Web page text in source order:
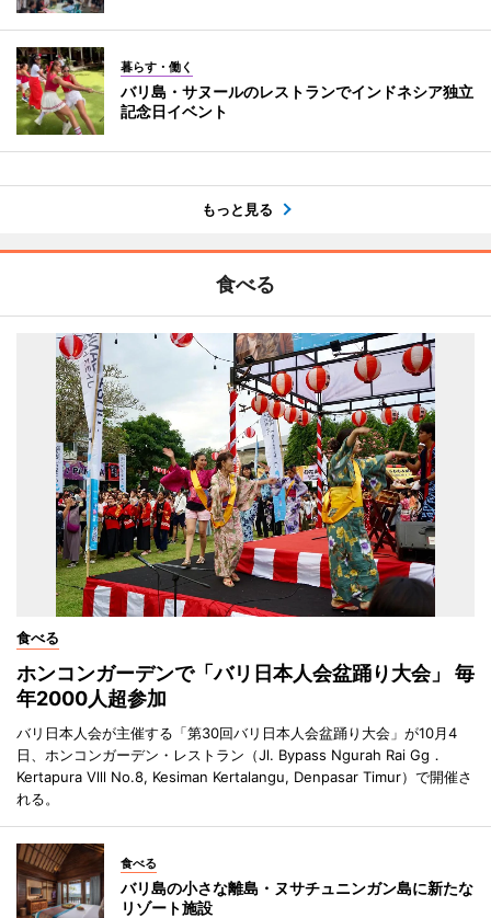
暮らす・働く
バリ島・サヌールのレストランでインドネシア独立
記念日イベント
もっと見る
食べる
食べる
ホンコンガーデンで「バリ日本人会盆踊り大会」 毎
年2000人超参加
バリ日本人会が主催する「第30回バリ日本人会盆踊り大会」が10月4
日、ホンコンガーデン・レストラン（Jl. Bypass Ngurah Rai Gg．
Kertapura Vlll No.8, Kesiman Kertalangu, Denpasar Timur）で開催さ
れる。
食べる
バリ島の小さな離島・ヌサチュニンガン島に新たな
リゾート施設